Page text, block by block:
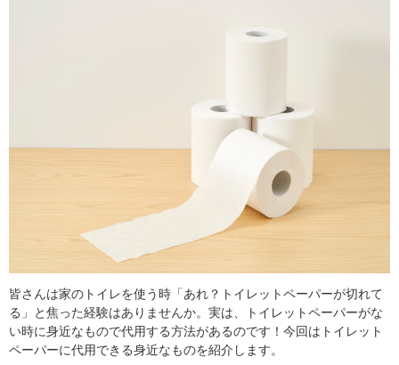
皆さんは家のトイレを使う時「あれ？トイレットペーパーが切れて
る」と焦った経験はありませんか。実は、トイレットペーパーがな
い時に身近なもので代用する方法があるのです！今回はトイレット
ペーパーに代用できる身近なものを紹介します。